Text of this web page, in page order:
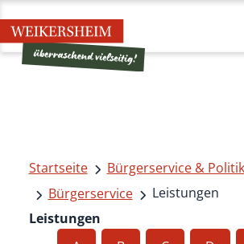
Startseite
Bürgerservice & Politik
Bürgerservice
Leistungen
Leistungen